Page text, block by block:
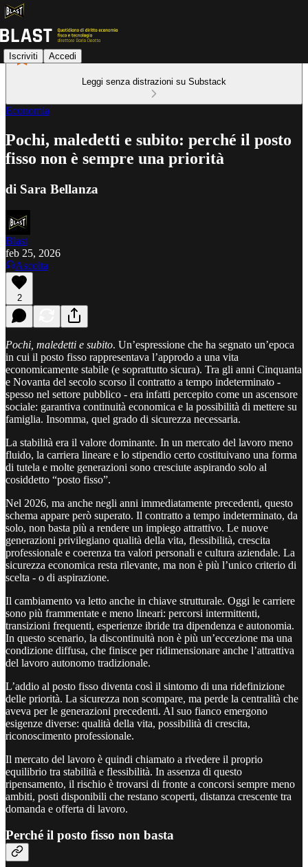
Iscriviti Accedi
Leggi senza distrazioni su Substack
Economia
Pochi, maledetti e subito: perché il posto
fisso non è sempre una priorità
di Sara Bellanza
Blast
feb 25, 2026
Ascolta
2
Pochi, maledetti e subito. Un’espressione che ha segnato un’epoca
in cui il posto fisso rappresentava l’approdo a una vita
economicamente stabile (e soprattutto sicura). Tra gli anni Cinquanta
e Novanta del secolo scorso il contratto a tempo indeterminato -
spesso nel settore pubblico - era infatti percepito come un ascensore
sociale: garantiva continuità economica e la possibilità di mettere su
famiglia. Insomma, quel grado di sicurezza necessaria.
La stabilità era il valore dominante. In un mercato del lavoro meno
fluido, la carriera lineare e lo stipendio certo costituivano una forma
di tutela e molte generazioni sono cresciute aspirando solo al
cosiddetto “posto fisso”.
Nel 2026, ma anche negli anni immediatamente precedenti, questo
schema appare però superato. Il contratto a tempo indeterminato, da
solo, non basta più a rendere un impiego attrattivo. Le nuove
generazioni privilegiano qualità della vita, flessibilità, crescita
professionale e coerenza tra valori personali e cultura aziendale. La
sicurezza economica resta rilevante, ma non è più l’unico criterio di
scelta - o di aspirazione.
Il cambiamento va letto anche in chiave strutturale. Oggi le carriere
sono più frammentate e meno lineari: percorsi intermittenti,
transizioni frequenti, esperienze ibride tra dipendenza e autonomia.
In questo scenario, la discontinuità non è più un’eccezione ma una
condizione diffusa, che finisce per ridimensionare anche l’attrattiva
del lavoro autonomo tradizionale.
L’addio al posto fisso diventa così il sintomo di una ridefinizione
delle priorità. La sicurezza non scompare, ma perde la centralità che
aveva per le generazioni precedenti. Al suo fianco emergono
esigenze diverse: qualità della vita, possibilità di crescita,
riconoscimento professionale.
Il mercato del lavoro è quindi chiamato a rivedere il proprio
equilibrio tra stabilità e flessibilità. In assenza di questo
ripensamento, il rischio è trovarsi di fronte a concorsi sempre meno
ambiti, posti disponibili che restano scoperti, distanza crescente tra
domanda e offerta di lavoro.
Perché il posto fisso non basta